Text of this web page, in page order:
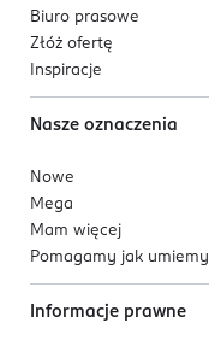
Biuro prasowe
Złóż ofertę
Inspiracje
Nasze oznaczenia
Nowe
Mega
Mam więcej
Pomagamy jak umiemy
Informacje prawne